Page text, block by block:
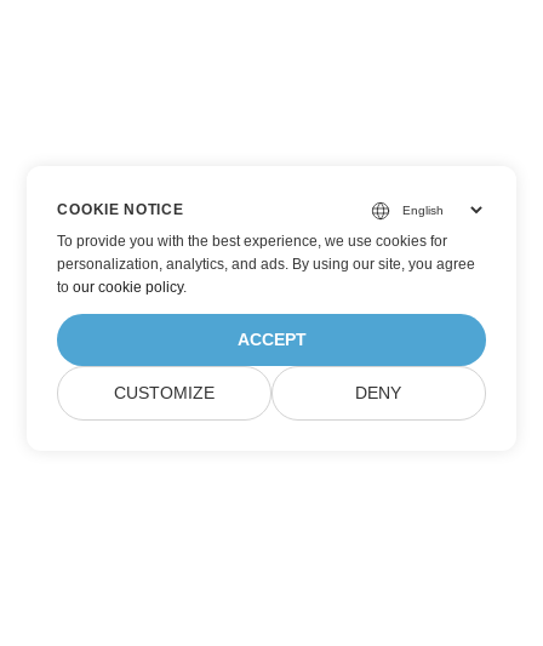
COOKIE NOTICE
To provide you with the best experience, we use cookies for
personalization, analytics, and ads. By using our site, you agree
toour cookie policy.
ACCEPT
CUSTOMIZE DENY